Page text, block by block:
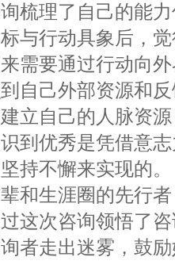
梳理了自己的能
与行动具象后，
需要通过行动向
自己外部资源和
立自己的人脉资
到优秀是凭借意
持不懈来实现的。
和生涯圈的先行
这次咨询领悟了
者走出迷雾，鼓